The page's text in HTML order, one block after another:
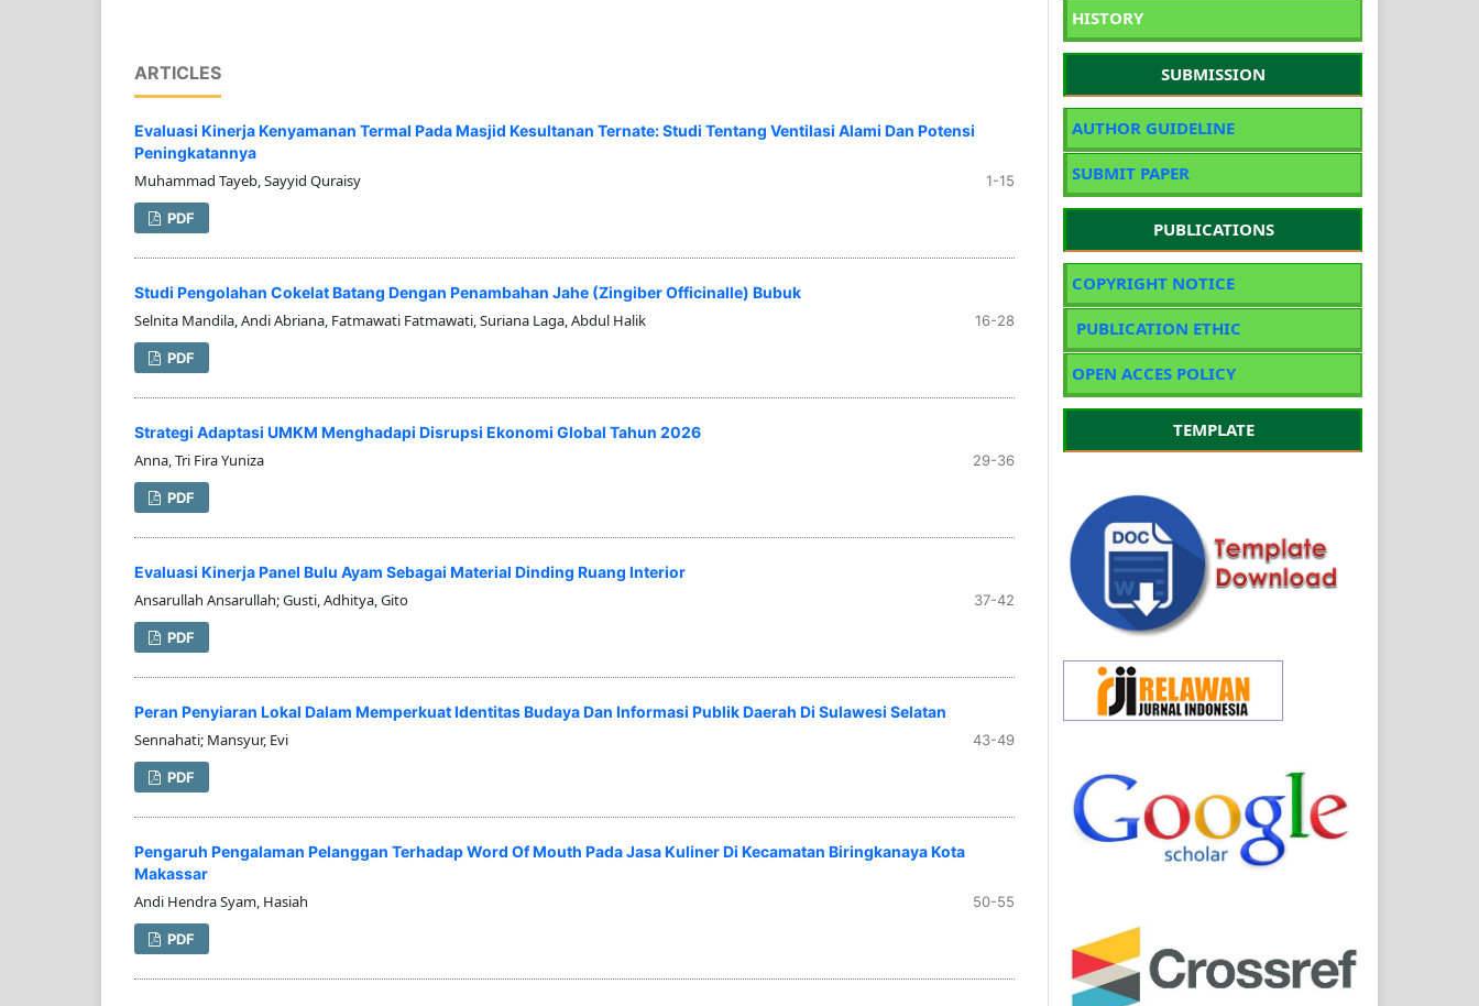
ARTICLES
Evaluasi Kinerja Kenyamanan Termal Pada Masjid Kesultanan Ternate: Studi Tentang Ventilasi Alami Dan Potensi
Peningkatannya
Muhammad Tayeb, Sayyid Quraisy 1-15
PDF
Studi Pengolahan Cokelat Batang Dengan Penambahan Jahe (Zingiber Officinalle) Bubuk
Selnita Mandila, Andi Abriana, Fatmawati Fatmawati, Suriana Laga, Abdul Halik 16-28
PDF
Strategi Adaptasi UMKM Menghadapi Disrupsi Ekonomi Global Tahun 2026
Anna, Tri Fira Yuniza 29-36
PDF
Evaluasi Kinerja Panel Bulu Ayam Sebagai Material Dinding Ruang Interior
Ansarullah Ansarullah; Gusti, Adhitya, Gito 37-42
PDF
Peran Penyiaran Lokal Dalam Memperkuat Identitas Budaya Dan Informasi Publik Daerah Di Sulawesi Selatan
Sennahati; Mansyur, Evi 43-49
PDF
Pengaruh Pengalaman Pelanggan Terhadap Word Of Mouth Pada Jasa Kuliner Di Kecamatan Biringkanaya Kota
Makassar
Andi Hendra Syam, Hasiah 50-55
PDF
HISTORY
SUBMISSION
AUTHOR GUIDELINE
SUBMIT PAPER
PUBLICATIONS
COPYRIGHT NOTICE
PUBLICATION ETHIC
OPEN ACCES POLICY
TEMPLATE